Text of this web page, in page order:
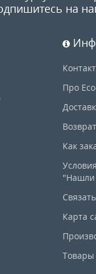
на
Про
Как
"Нашли
Карта
Товары